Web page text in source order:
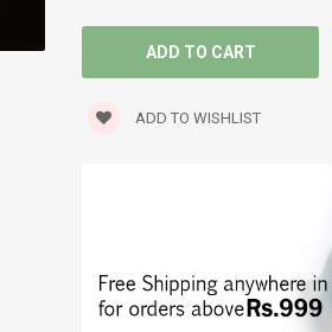
ADD TO WISHLIST